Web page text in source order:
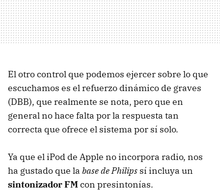
El otro control que podemos ejercer sobre lo que
escuchamos es el refuerzo dinámico de graves
(DBB), que realmente se nota, pero que en
general no hace falta por la respuesta tan
correcta que ofrece el sistema por sí solo.
Ya que el iPod de Apple no incorpora radio, nos
ha gustado que la base de Philips sí incluya un
sintonizador FMcon presintonías.